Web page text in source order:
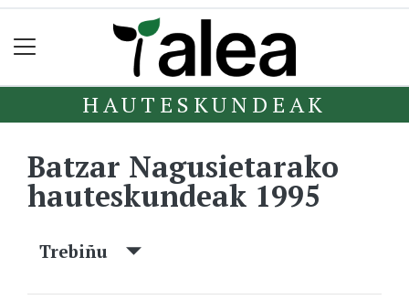
HAUTESKUNDEAK
Batzar Nagusietarako
hauteskundeak 1995
Trebiñu